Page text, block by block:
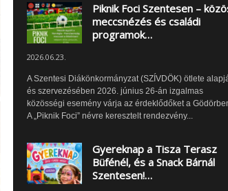
Piknik Foci Szentesen –
meccsnézés és családi
programok…
2026.06.23.
A Szentesi Diákönkormányzat (SZÍVDÖK) ötlete
és szervezésében 2026. június 26-án izgalmas
közösségi esemény várja az érdeklődőket a
A „Piknik Foci” névre keresztelt rendezvény...
Gyereknap a Tisza Terasz
Büfénél, és a Snack Bárnál
Szentesen!…